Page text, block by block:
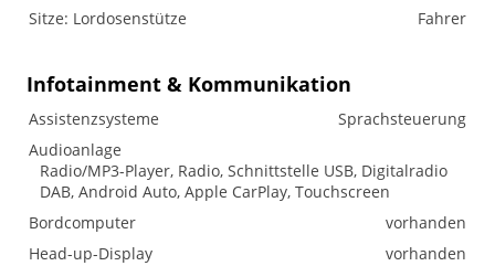
Sitze: Lordosenstütze
Fahrer
Infotainment & Kommunikation
Assistenzsysteme
Sprachsteuerung
Audioanlage
Radio/MP3-Player, Radio, Schnittstelle USB, Digitalradio
DAB, Android Auto, Apple CarPlay, Touchscreen
Bordcomputer
vorhanden
Head-up-Display
vorhanden